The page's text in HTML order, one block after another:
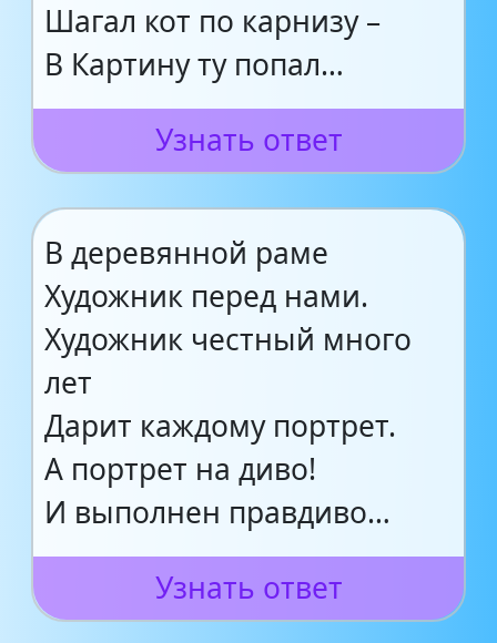
Шагал кот по карнизу –
В Картину ту попал…
Узнать ответ
В деревянной раме
Художник перед нами.
Художник честный много
лет
Дарит каждому портрет.
А портрет на диво!
И выполнен правдиво…
Узнать ответ